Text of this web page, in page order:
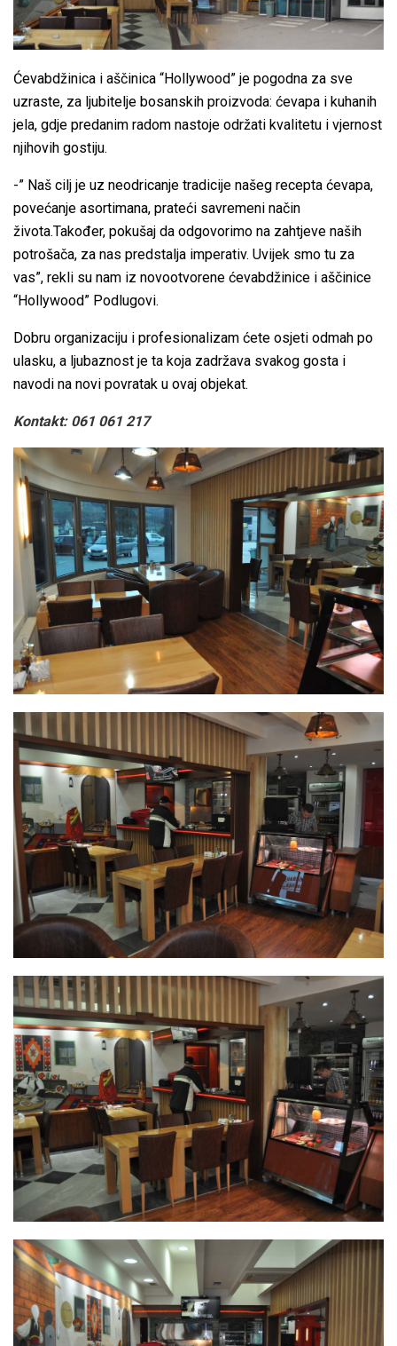
Ćevabdžinica i aščinica “Hollywood” je pogodna za sve
uzraste, za ljubitelje bosanskih proizvoda: ćevapa i kuhanih
jela, gdje predanim radom nastoje održati kvalitetu i vjernost
njihovih gostiju.
-” Naš cilj je uz neodricanje tradicije našeg recepta ćevapa,
povećanje asortimana, prateći savremeni način
života.Također, pokušaj da odgovorimo na zahtjeve naših
potrošača, za nas predstalja imperativ. Uvijek smo tu za
vas”, rekli su nam iz novootvorene ćevabdžinice i aščinice
“Hollywood” Podlugovi.
Dobru organizaciju i profesionalizam ćete osjeti odmah po
ulasku, a ljubaznost je ta koja zadržava svakog gosta i
navodi na novi povratak u ovaj objekat.
Kontakt: 061 061 217